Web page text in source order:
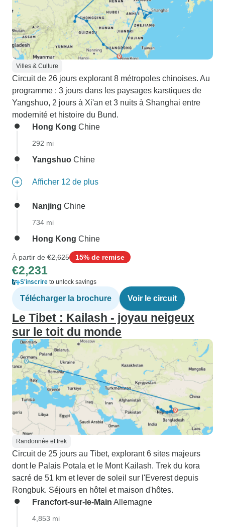
Villes & Culture
Circuit de 26 jours explorant 8 métropoles chinoises. Au
programme : 3 jours dans les paysages karstiques de
Yangshuo, 2 jours à Xi'an et 3 nuits à Shanghai entre
modernité et histoire du Bund.
Hong Kong Chine
292 mi
Yangshuo Chine
Afficher 12 de plus
Nanjing Chine
734 mi
Hong Kong Chine
À partir de €2,625 15% de remise
€2,231
S'inscrire to unlock savings
Télécharger la brochure Voir le circuit
Le Tibet : Kailash - joyau neigeux
sur le toit du monde
Randonnée et trek
Circuit de 25 jours au Tibet, explorant 6 sites majeurs
dont le Palais Potala et le Mont Kailash. Trek du kora
sacré de 51 km et lever de soleil sur l'Everest depuis
Rongbuk. Séjours en hôtel et maison d'hôtes.
Francfort-sur-le-Main Allemagne
4,853 mi